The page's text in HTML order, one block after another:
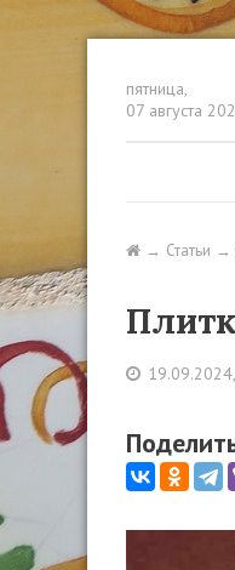
пятница,
07 августа
Статьи